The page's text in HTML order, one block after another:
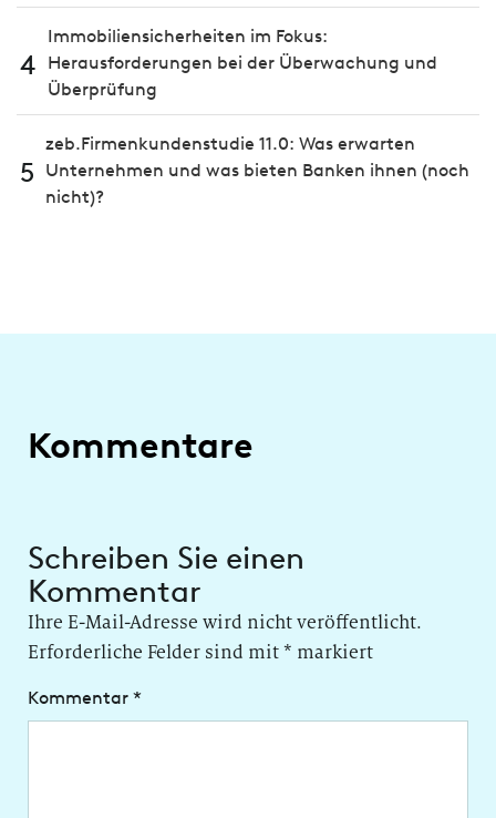
4
Immobiliensicherheiten im Fokus:
Herausforderungen bei der Überwachung und
Überprüfung
5
zeb.Firmenkundenstudie 11.0: Was erwarten
Unternehmen und was bieten Banken ihnen (noch
nicht)?
Kommentare
Schreiben Sie einen
Kommentar
Ihre E-Mail-Adresse wird nicht veröffentlicht.
Erforderliche Felder sind mit* markiert
Kommentar *